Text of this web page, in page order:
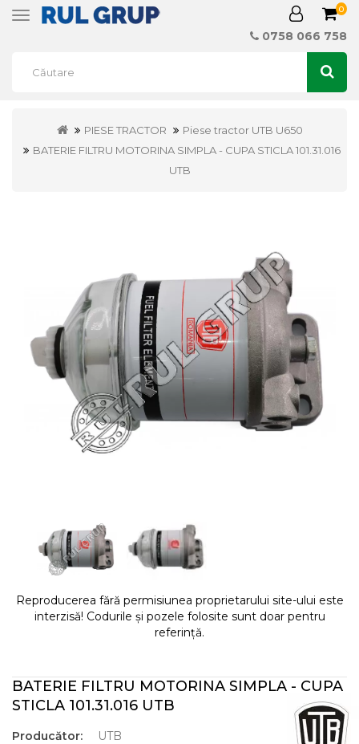
Toggle
0
0758 066 758
PIESE TRACTOR
Piese tractor UTB U650
BATERIE FILTRU MOTORINA SIMPLA - CUPA STICLA 101.31.016
UTB
Reproducerea fără permisiunea proprietarului site-ului este
interzisă! Codurile și pozele folosite sunt doar pentru
referință.
BATERIE FILTRU MOTORINA SIMPLA - CUPA
STICLA 101.31.016 UTB
Producător:
UTB